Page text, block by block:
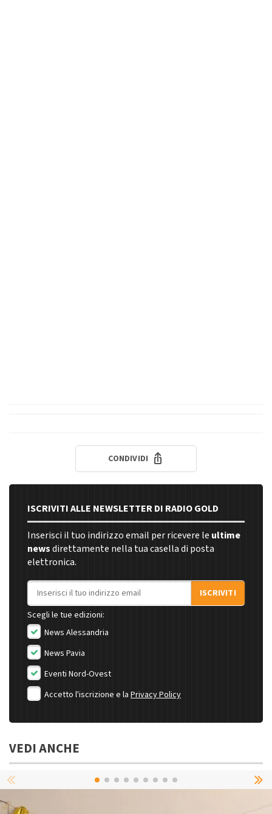
CONDIVIDI
ISCRIVITI ALLE NEWSLETTER DI RADIO GOLD
Inserisci il tuo indirizzo email per ricevere le ultime
newsdirettamente nella tua casella di posta
elettronica.
Indirizzo email
ISCRIVITI
Scegli le tue edizioni:
News Alessandria
News Pavia
Eventi Nord-Ovest
Accetto l'iscrizione e la Privacy Policy
VEDI ANCHE